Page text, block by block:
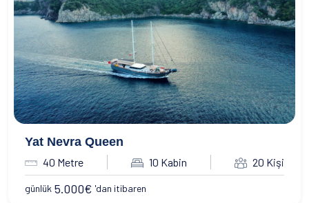
Yat Nevra Queen
40 Metre 10 Kabin 20 Kişi
günlük 5.000€ 'dan itibaren